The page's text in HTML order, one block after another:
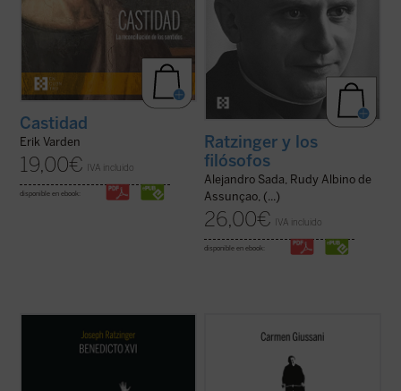
Castidad
Erik Varden
19,00€ IVA incluido
disponible en ebook:
Ratzinger y los
filósofos
Alejandro Sada, Rudy Albino de
Assunçao, (...)
26,00€ IVA incluido
disponible en ebook:
repasa los problemas de la Iglesia
contemporánea, dando una visión plena de
Giuliano Vigini que reconstruye los años ...
recoge cerca de un centenar de
vida, compartieron un tramo de camino con
él. Un libro único y precioso que, con motivo
del centenario del nacimiento del fundador